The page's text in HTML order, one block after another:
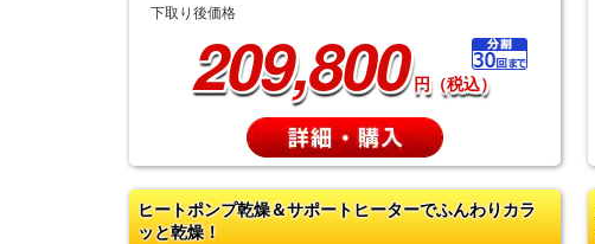
下取り後価格
209,800 円（税込）
ヒートポンプ乾燥＆サポートヒーターでふんわりカラ
ッと乾燥！